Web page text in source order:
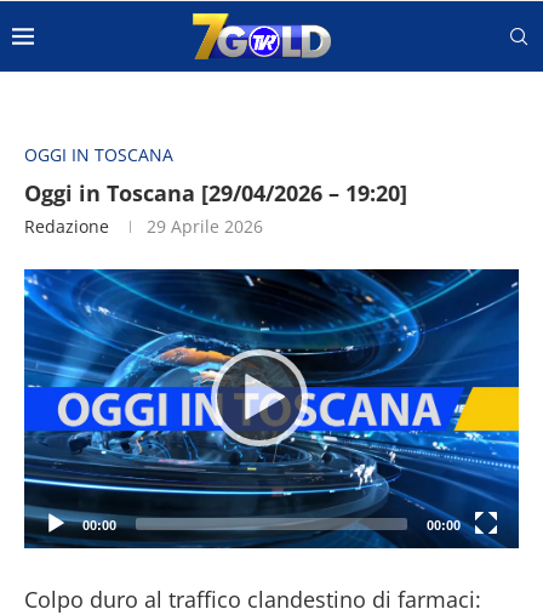
OGGI IN TOSCANA
Oggi in Toscana [29/04/2026 – 19:20]
Redazione 29 Aprile 2026
Video
Player
00:00 00:00
Colpo duro al traffico clandestino di farmaci: